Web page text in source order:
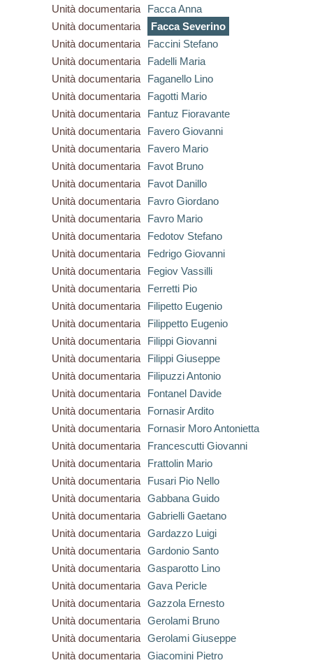
Unità documentaria
Facca Anna
Unità documentaria
Facca Severino
Unità documentaria
Faccini Stefano
Unità documentaria
Fadelli Maria
Unità documentaria
Faganello Lino
Unità documentaria
Fagotti Mario
Unità documentaria
Fantuz Fioravante
Unità documentaria
Favero Giovanni
Unità documentaria
Favero Mario
Unità documentaria
Favot Bruno
Unità documentaria
Favot Danillo
Unità documentaria
Favro Giordano
Unità documentaria
Favro Mario
Unità documentaria
Fedotov Stefano
Unità documentaria
Fedrigo Giovanni
Unità documentaria
Fegiov Vassilli
Unità documentaria
Ferretti Pio
Unità documentaria
Filipetto Eugenio
Unità documentaria
Filippetto Eugenio
Unità documentaria
Filippi Giovanni
Unità documentaria
Filippi Giuseppe
Unità documentaria
Filipuzzi Antonio
Unità documentaria
Fontanel Davide
Unità documentaria
Fornasir Ardito
Unità documentaria
Fornasir Moro Antonietta
Unità documentaria
Francescutti Giovanni
Unità documentaria
Frattolin Mario
Unità documentaria
Fusari Pio Nello
Unità documentaria
Gabbana Guido
Unità documentaria
Gabrielli Gaetano
Unità documentaria
Gardazzo Luigi
Unità documentaria
Gardonio Santo
Unità documentaria
Gasparotto Lino
Unità documentaria
Gava Pericle
Unità documentaria
Gazzola Ernesto
Unità documentaria
Gerolami Bruno
Unità documentaria
Gerolami Giuseppe
Unità documentaria
Giacomini Pietro